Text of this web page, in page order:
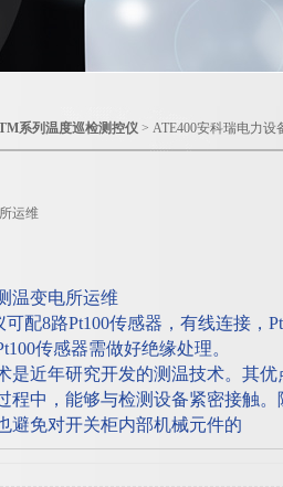
系列温度巡检测控仪 > ATE400安科瑞电力
运维
温变电所运维
配8路Pt100传感器，有线连接，
传感器需做好绝缘处理。
是近年研究开发的测温技术。其
程中，能够与检测设备紧密接触。
避免对开关柜内部机械元件的